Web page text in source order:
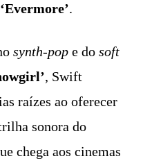
‘Evermore’.
synth-pop e do soft
, Swift
raízes ao oferecer
sonora do
chega aos cinemas